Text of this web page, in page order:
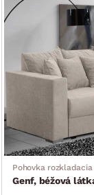
Pohovka
Genf, béžová